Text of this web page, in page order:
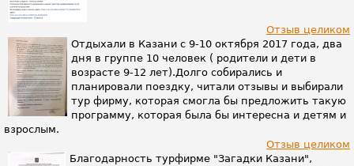
Отзыв целиком
Отдыхали в Казани с 9-10 октября 2017 года, два
дня в группе 10 человек ( родители и дети в
возрасте 9-12 лет).Долго собирались и
планировали поездку, читали отзывы и выбирали
тур фирму, которая смогла бы предложить такую
программу, которая была бы интересна и детям и
взрослым.
Отзыв целиком
Благодарность турфирме "Загадки Казани",